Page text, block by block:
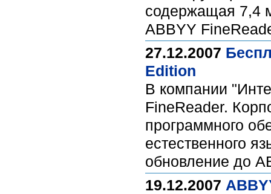
содержащая 7,4
ABBYY
27.12.2007
Edition
В компании
FineReader.
программного
естественного
обновление до
19.12.2007